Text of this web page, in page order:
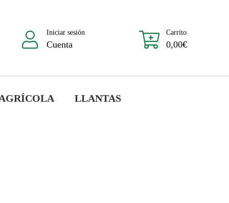
Iniciar sesión
Cuenta
Carrito
0,00€
LLANTAS